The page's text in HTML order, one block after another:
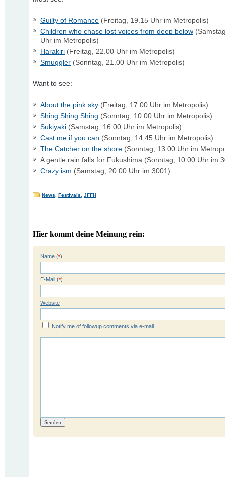
Guilty of Romance (Freitag, 19.15 Uhr im Metropolis)
Children who chase lost voices from deep below
Uhr im Metropolis)
Harakiri (Freitag, 22.00 Uhr im Metropolis)
Smuggler (Sonntag, 21.00 Uhr im Metropolis)
Want to see:
About the pink sky (Freitag, 17.00 Uhr im Metropolis)
Shing Shing Shing (Sonntag, 10.00 Uhr im Metropolis)
Sukiyaki (Samstag, 16.00 Uhr im Metropolis)
Cast me if you can (Sonntag, 14.45 Uhr im Metropolis)
The Catcher on the shore (Sonntag, 13.00 Uhr im
A gentle rain falls for Fukushima (Sonntag, 10.00 Uhr im
Crazy ism (Samstag, 20.00 Uhr im 3001)
News Festivals JFFH
Hier kommt deine Meinung rein:
Name (*)
E-Mail (*)
Website
Notify me of followup comments via e-mail